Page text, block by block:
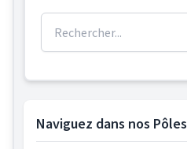
Naviguez dans nos Pôles